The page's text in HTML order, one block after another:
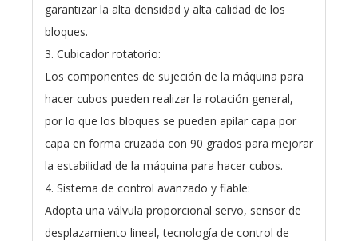
garantizar la alta densidad y alta calidad de los
bloques.
3. Cubicador rotatorio:
Los componentes de sujeción de la máquina para
hacer cubos pueden realizar la rotación general,
por lo que los bloques se pueden apilar capa por
capa en forma cruzada con 90 grados para mejorar
la estabilidad de la máquina para hacer cubos.
4. Sistema de control avanzado y fiable:
Adopta una válvula proporcional servo, sensor de
desplazamiento lineal, tecnología de control de